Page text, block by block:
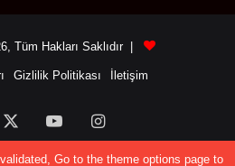
Go to the theme options page to
Tüm Hakları Saklıdır |
Gizlilik Politikası İletişim
YouTubeInstagram